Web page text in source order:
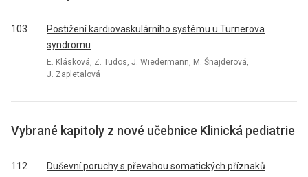
103
Postižení kardiovaskulárního systému u Turnerova
syndromu
E. Klásková, Z. Tudos, J. Wiedermann, M. Šnajderová,
J. Zapletalová
Vybrané kapitoly z nové učebnice Klinická pediatrie
112 Duševní poruchy s převahou somatických příznaků